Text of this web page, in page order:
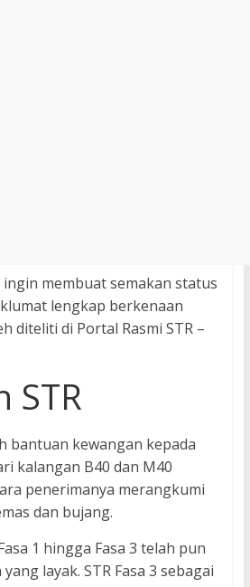
membuat semakan status
lengkap berkenaan
diteliti di Portal Rasmi STR –
STR
bantuan kewangan kepada
kalangan B40 dan M40
penerimanya merangkumi
dan bujang.
1 hingga Fasa 3 telah pun
layak. STR Fasa 3 sebagai